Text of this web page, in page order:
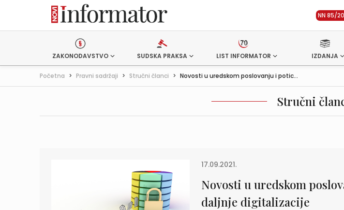
NN 85/
ZAKONODAVSTVO SUDSKA PRAKSA LIST INFORMATOR IZDANJA
Početna > Pravni sadržaji > Stručni članci > Novosti u uredskom poslovanju i potic...
Stručni
17.09.2021.
Novosti u uredskom
daljnje digitalizacije